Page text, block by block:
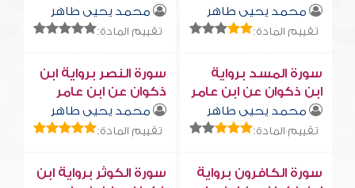
محمد يحيى طاهر
تقييم المادة:
محمد يحيى طاهر
تقييم المادة:
سورة المسد برواية
ابن ذكوان عن ابن عامر
محمد يحيى طاهر
تقييم المادة:
سورة النصر برواية ابن
ذكوان عن ابن عامر
محمد يحيى طاهر
تقييم المادة:
سورة الكافرون برواية
سورة الكوثر برواية ابن